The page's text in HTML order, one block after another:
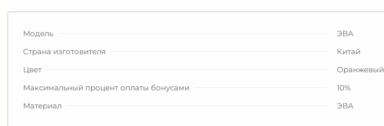
Модель
ЭВА
Страна изготовителя
Китай
Цвет
Оранжевый
Максимальный процент оплаты бонусами
10%
Материал
ЭВА